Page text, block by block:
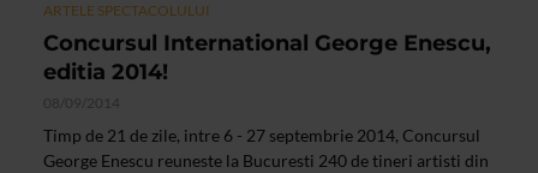
ARTELE SPECTACOLULUI
Concursul International George Enescu,
editia 2014!
08/09/2014
Timp de 21 de zile, intre 6 - 27 septembrie 2014, Concursul
George Enescu reuneste la Bucuresti 240 de tineri artisti din